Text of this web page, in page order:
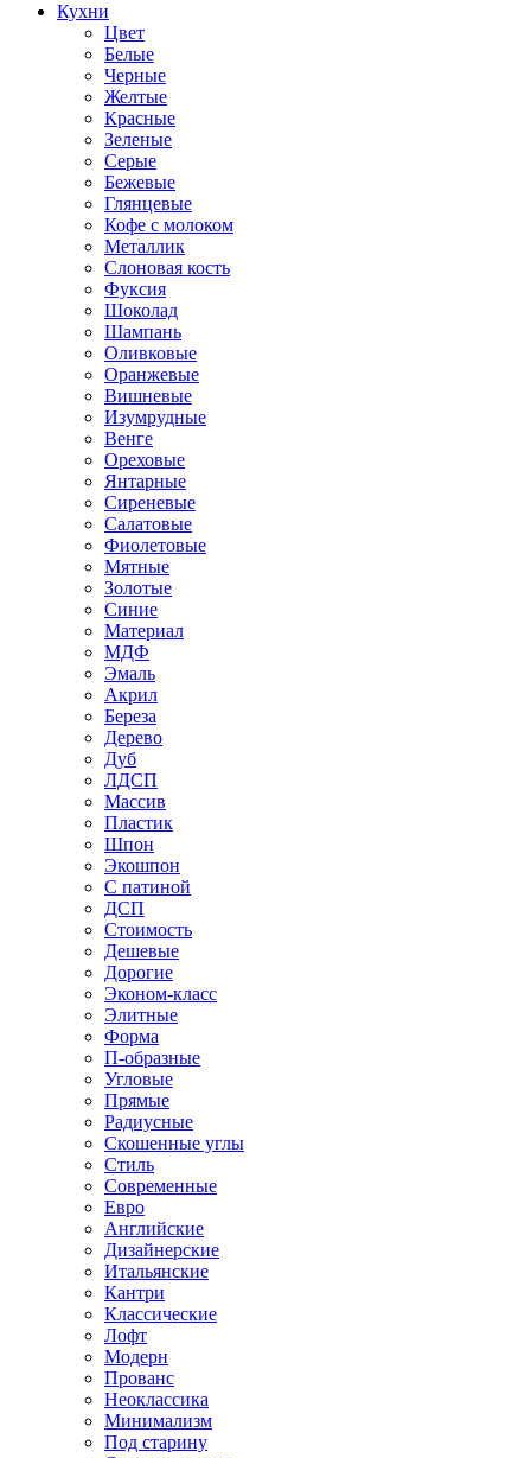
Кухни
Цвет
Белые
Черные
Желтые
Красные
Зеленые
Серые
Бежевые
Глянцевые
Кофе с молоком
Металлик
Слоновая кость
Фуксия
Шоколад
Шампань
Оливковые
Оранжевые
Вишневые
Изумрудные
Венге
Ореховые
Янтарные
Сиреневые
Салатовые
Фиолетовые
Мятные
Золотые
Синие
Материал
МДФ
Эмаль
Акрил
Береза
Дерево
Дуб
ЛДСП
Массив
Пластик
Шпон
Экошпон
С патиной
ДСП
Стоимость
Дешевые
Дорогие
Эконом-класс
Элитные
Форма
П-образные
Угловые
Прямые
Радиусные
Скошенные углы
Стиль
Современные
Евро
Английские
Дизайнерские
Итальянские
Кантри
Классические
Лофт
Модерн
Прованс
Неоклассика
Минимализм
Под старину